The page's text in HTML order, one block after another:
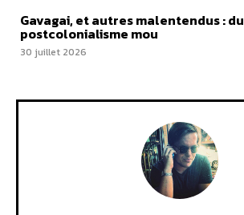
Gavagai, et autres malentendus : du
postcolonialisme mou
30 juillet 2026